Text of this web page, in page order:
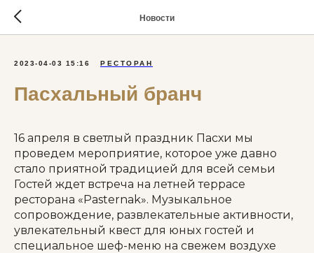
Новости
2023-04-03 15:16 РЕСТОРАН
Пасхальный бранч
16 апреля в светлый праздник Пасхи мы
проведем мероприятие, которое уже давно
стало приятной традицией для всей семьи
Гостей ждет встреча на летней террасе
ресторана «Pasternak». Музыкальное
сопровождение, развлекательные активности,
увлекательный квест для юных гостей и
специальное шеф-меню на свежем воздухе